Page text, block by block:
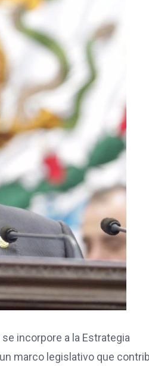
incorpore a la Estrategia
marco legislativo que